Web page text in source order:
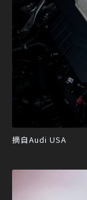
摘自Audi USA